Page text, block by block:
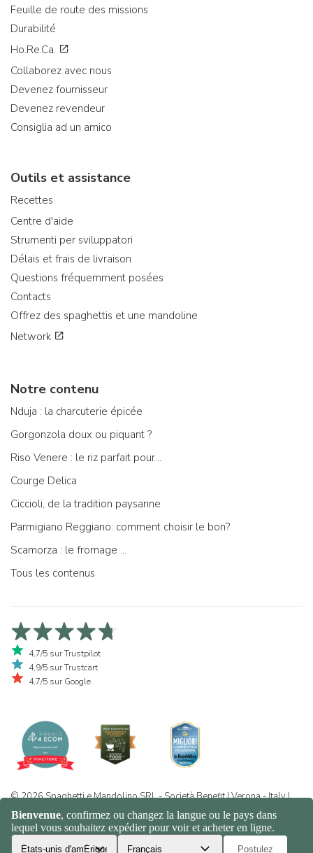
Feuille de route des missions
Durabilité
Ho.Re.Ca.
Collaborez avec nous
Devenez fournisseur
Devenez revendeur
Consiglia ad un amico
Outils et assistance
Recettes
Centre d'aide
Strumenti per sviluppatori
Délais et frais de livraison
Questions fréquemment posées
Contacts
Offrez des spaghettis et une mandoline
Network
Notre contenu
Nduja : la charcuterie épicée
Gorgonzola doux ou piquant ?
Riso Venere : le riz parfait pour...
Courge Delica
Ciccioli, de la tradition paysanne
Parmigiano Reggiano: comment choisir le bon?
Scamorza : le fromage ...
Tous les contenus
4,7/5 sur Trustpilot
4,9/5 sur Trustcart
4,7/5 sur Google
© 2026 Spaghetti e Mandolino SRL - Società Benefit | Verona - Italy |
+39 351 865 9444 | P.I. IT04913730232 | Certificazione BIO: IT-BIO-
016.380-0110744.2026.001 | REA VR-455804 |Politique de
confidentialité et de cookies|Sitemap